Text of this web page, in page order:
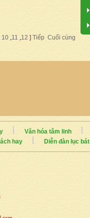
10 ,11 ,12 ] Tiếp Cuối cùng
Văn hóa tâm linh
hay Diễn đàn lục bát